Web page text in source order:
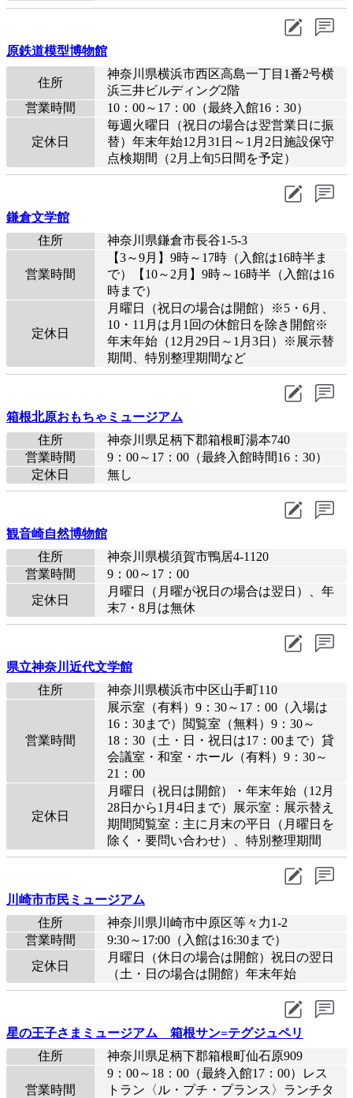
原鉄道模型博物館
住所
神奈川県横浜市西区高島一丁目1番2号横
浜三井ビルディング2階
営業時間
10：00～17：00（最終入館16：30）
定休日
毎週火曜日（祝日の場合は翌営業日に振
替）年末年始12月31日～1月2日施設保守
点検期間（2月上旬5日間を予定）
鎌倉文学館
住所
神奈川県鎌倉市長谷1-5-3
営業時間
【3～9月】9時～17時（入館は16時半ま
で）【10～2月】9時～16時半（入館は16
時まで）
定休日
月曜日（祝日の場合は開館）※5・6月、
10・11月は月1回の休館日を除き開館※
年末年始（12月29日～1月3日）※展示替
期間、特別整理期間など
箱根北原おもちゃミュージアム
住所
神奈川県足柄下郡箱根町湯本740
営業時間
9：00～17：00（最終入館時間16：30）
定休日
無し
観音崎自然博物館
住所
神奈川県横須賀市鴨居4-1120
営業時間
9：00～17：00
定休日
月曜日（月曜が祝日の場合は翌日）、年
末7・8月は無休
県立神奈川近代文学館
住所
神奈川県横浜市中区山手町110
営業時間
展示室（有料）9：30～17：00（入場は
16：30まで）閲覧室（無料）9：30～
18：30（土・日・祝日は17：00まで）貸
会議室・和室・ホール（有料）9：30～
21：00
定休日
月曜日（祝日は開館）・年末年始（12月
28日から1月4日まで）展示室：展示替え
期間閲覧室：主に月末の平日（月曜日を
除く・要問い合わせ）、特別整理期間
川崎市市民ミュージアム
住所
神奈川県川崎市中原区等々力1-2
営業時間
9:30～17:00（入館は16:30まで）
定休日
月曜日（休日の場合は開館）祝日の翌日
（土・日の場合は開館）年末年始
星の王子さまミュージアム 箱根サン=テグジュペリ
住所
神奈川県足柄下郡箱根町仙石原909
営業時間
9：00～18：00（最終入館17：00）レス
トラン〈ル・プチ・プランス〉ランチタ